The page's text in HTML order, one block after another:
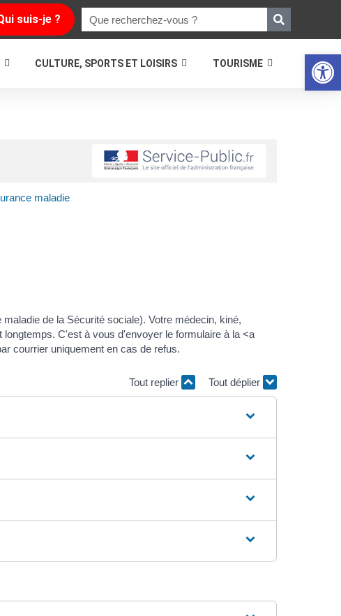
Ouvrir
suis-je ?
CULTURE, SPORTS ET LOISIRS TOURISME
maladie
de la Sécurité sociale). Votre médecin, kiné,
C'est à vous d'envoyer le formulaire à la <a
courrier uniquement en cas de refus.
Tout replier Tout déplier